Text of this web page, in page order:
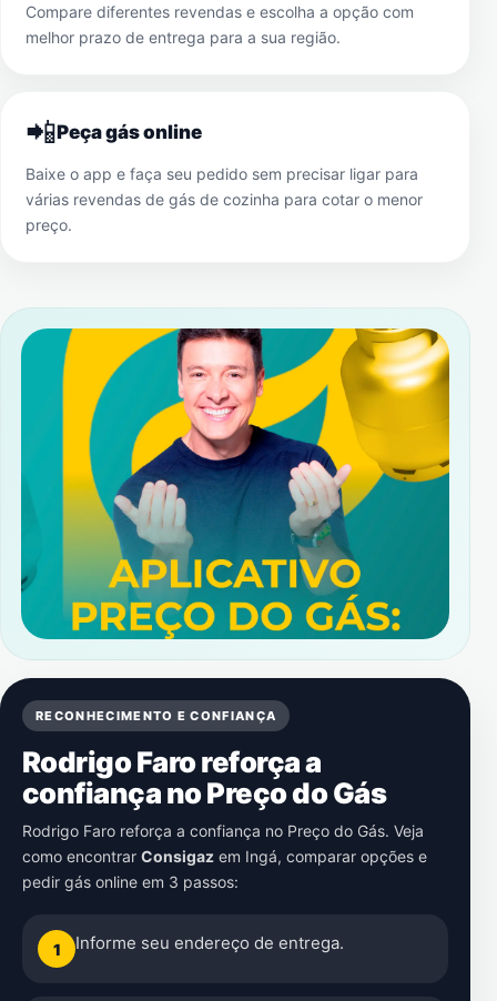
Compare diferentes revendas e escolha a opção com
melhor prazo de entrega para a sua região.
📲Peça gás online
Baixe o app e faça seu pedido sem precisar ligar para
várias revendas de gás de cozinha para cotar o menor
preço.
RECONHECIMENTO E CONFIANÇA
Rodrigo Faro reforça a
confiança no Preço do Gás
Rodrigo Faro reforça a confiança no Preço do Gás. Veja
como encontrar Consigaz em Ingá, comparar opções e
pedir gás online em 3 passos:
1 Informe seu endereço de entrega.